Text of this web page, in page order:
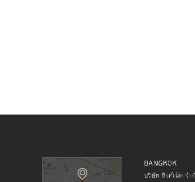
BANGKOK
บริษัท ทิงค์เน็ต จำ